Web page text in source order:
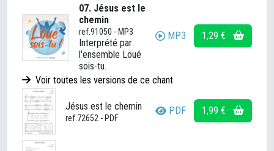
07. Jésus est le
chemin
ref.91050 - MP3
Interprété par
l'ensemble Loué
sois-tu.
MP3 1,29 €
Voir toutes les versions de ce chant
Jésus est le chemin
ref.72652 - PDF
PDF 1,99 €